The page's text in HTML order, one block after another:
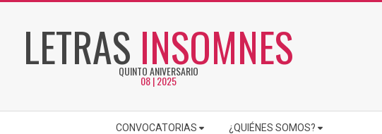
LETRAS INSOMNES
QUINTO ANIVERSARIO
08 | 2025
CONVOCATORIAS ¿QUIÉNES SOMOS?